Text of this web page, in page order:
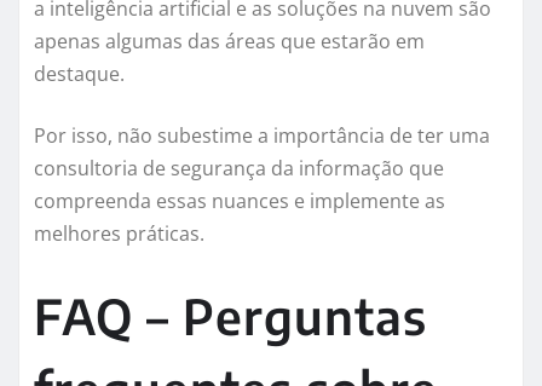
a inteligência artificial e as soluções na nuvem são
apenas algumas das áreas que estarão em
destaque.
Por isso, não subestime a importância de ter uma
consultoria de segurança da informação que
compreenda essas nuances e implemente as
melhores práticas.
FAQ – Perguntas